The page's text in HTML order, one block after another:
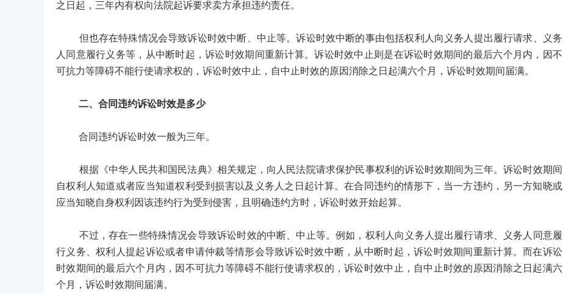
之日起，三年内有权向法院起诉要求卖方承担违约责任。
但也存在特殊情况会导致诉讼时效中断、中止等。诉讼时效中断的事由包括权利人向义务人提出履行请求、义务
人同意履行义务等，从中断时起，诉讼时效期间重新计算。诉讼时效中止则是在诉讼时效期间的最后六个月内，因不
可抗力等障碍不能行使请求权的，诉讼时效中止，自中止时效的原因消除之日起满六个月，诉讼时效期间届满。
二、合同违约诉讼时效是多少
合同违约诉讼时效一般为三年。
根据《中华人民共和国民法典》相关规定，向人民法院请求保护民事权利的诉讼时效期间为三年。诉讼时效期间
自权利人知道或者应当知道权利受到损害以及义务人之日起计算。在合同违约的情形下，当一方违约，另一方知晓或
应当知晓自身权利因该违约行为受到侵害，且明确违约方时，诉讼时效开始起算。
不过，存在一些特殊情况会导致诉讼时效的中断、中止等。例如，权利人向义务人提出履行请求、义务人同意履
行义务、权利人提起诉讼或者申请仲裁等情形会导致诉讼时效中断，从中断时起，诉讼时效期间重新计算。而在诉讼
时效期间的最后六个月内，因不可抗力等障碍不能行使请求权的，诉讼时效中止，自中止时效的原因消除之日起满六
个月，诉讼时效期间届满。